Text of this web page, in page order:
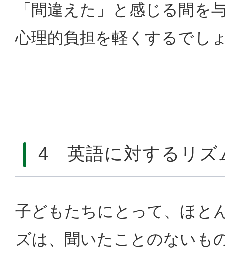
「間違えた」と感じる間を
心理的負担を軽くするでし
4 英語に対するリズ
子どもたちにとって、ほと
ズは、聞いたことのないも